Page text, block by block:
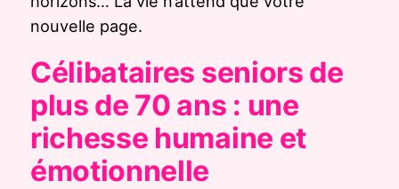
nouvelle page.
Célibataires seniors de
plus de 70 ans : une
richesse humaine et
émotionnelle